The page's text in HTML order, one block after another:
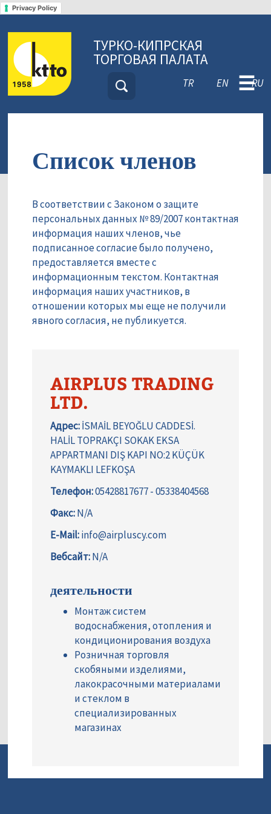
Privacy Policy
ТУРКО-КИПРСКАЯ
ТОРГОВАЯ ПАЛАТА
TR EN RU
☰
Список членов
В соответствии с Законом о защите
персональных данных № 89/2007 контактная
информация наших членов, чье
подписанное согласие было получено,
предоставляется вместе с
информационным текстом. Контактная
информация наших участников, в
отношении которых мы еще не получили
явного согласия, не публикуется.
AIRPLUS TRADING
LTD.
Адрес:İSMAİL BEYOĞLU CADDESİ.
HALİL TOPRAKÇI SOKAK EKSA
APPARTMANI DIŞ KAPI NO:2 KÜÇÜK
KAYMAKLI LEFKOŞA
Телефон:05428817677 - 05338404568
Факс:N/A
E-Mail:info@airpluscy.com
Вебсайт:N/A
деятельности
Монтаж систем
водоснабжения, отопления и
кондиционирования воздуха
Розничная торговля
скобяными изделиями,
лакокрасочными материалами
и стеклом в
специализированных
магазинах